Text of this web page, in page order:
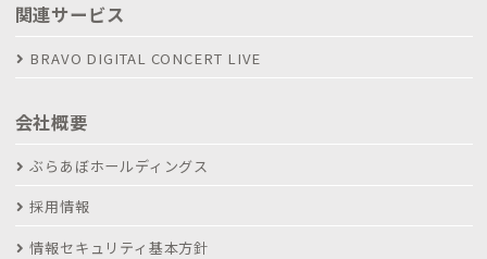
関連サービス
BRAVO DIGITAL CONCERT LIVE
会社概要
ぶらあぼホールディングス
採用情報
情報セキュリティ基本方針